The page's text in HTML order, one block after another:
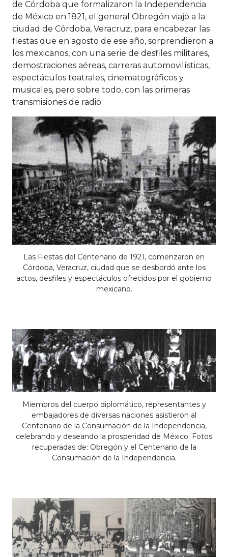
de Córdoba que formalizaron la Independencia
de México en 1821, el general Obregón viajó a la
ciudad de Córdoba, Veracruz, para encabezar las
fiestas que en agosto de ese año, sorprendieron a
los mexicanos, con una serie de desfiles militares,
demostraciones aéreas, carreras automovilísticas,
espectáculos teatrales, cinematográficos y
musicales, pero sobre todo, con las primeras
transmisiones de radio.
Las Fiestas del Centenario de 1921, comenzaron en
Córdoba, Veracruz, ciudad que se desbordó ante los
actos, desfiles y espectáculos ofrecidos por el gobierno
mexicano.
Miembros del cuerpo diplomático, representantes y
embajadores de diversas naciones asistieron al
Centenario de la Consumación de la Independencia,
celebrando y deseando la prosperidad de México. Fotos
recuperadas de: Obregón y el Centenario de la
Consumación de la Independencia.